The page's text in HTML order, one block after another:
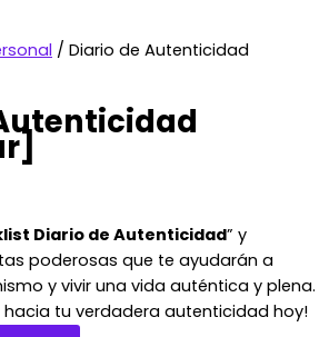
/ Diario de Autenticidad
Diario de Autenticidad” y
poderosas que te ayudarán a
y vivir una vida auténtica y plena.
hacia tu verdadera autenticidad hoy!